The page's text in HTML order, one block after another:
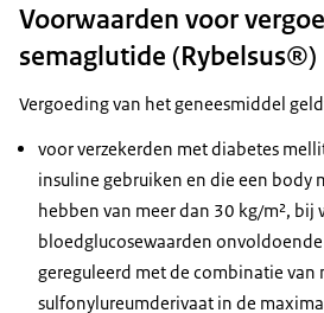
Voorwaarden voor
semaglutide (Rybelsus®)
Vergoeding van het geneesmiddel
voor verzekerden met diabetes
insuline gebruiken en die een body
hebben van meer dan 30 kg/m², bij
bloedglucosewaarden
gereguleerd met de combinatie van
sulfonylureumderivaat in de